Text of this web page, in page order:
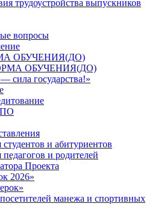
трудоустройства выпускников
вопросы
ОБУЧЕНИЯ(ДО)
ОБУЧЕНИЯ(ДО)
сила государства!»
и абитуриентов
и родителей
Проекта
2026»
манежа и спортивных